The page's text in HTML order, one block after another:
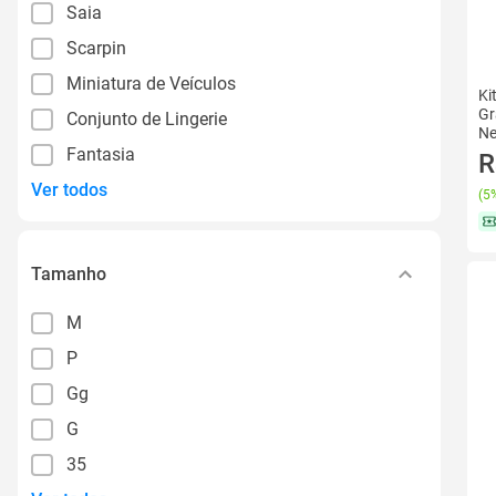
Saia
Scarpin
Miniatura de Veículos
Conjunto de Lingerie
Fantasia
Ver todos
Tamanho
M
P
Gg
G
35
(